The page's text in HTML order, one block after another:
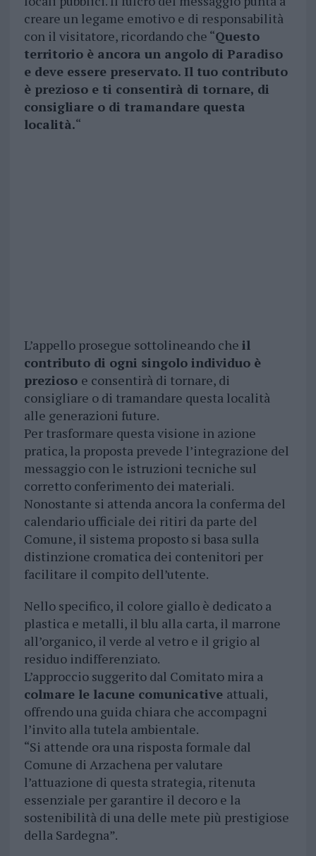
creare un legame emotivo e di responsabilità
con il visitatore, ricordando che “Questo
territorio è ancora un angolo di Paradiso
e deve essere preservato. Il tuo contributo
è prezioso e ti consentirà di tornare, di
consigliare o di tramandare questa
località.“
L’appello prosegue sottolineando che il
contributo di ogni singolo individuo è
prezioso e consentirà di tornare, di
consigliare o di tramandare questa località
alle generazioni future.
Per trasformare questa visione in azione
pratica, la proposta prevede l’integrazione del
messaggio con le istruzioni tecniche sul
corretto conferimento dei materiali.
Nonostante si attenda ancora la conferma del
calendario ufficiale dei ritiri da parte del
Comune, il sistema proposto si basa sulla
distinzione cromatica dei contenitori per
facilitare il compito dell’utente.
Nello specifico, il colore giallo è dedicato a
plastica e metalli, il blu alla carta, il marrone
all’organico, il verde al vetro e il grigio al
residuo indifferenziato.
L’approccio suggerito dal Comitato mira a
colmare le lacune comunicative attuali,
offrendo una guida chiara che accompagni
l’invito alla tutela ambientale.
“Si attende ora una risposta formale dal
Comune di Arzachena per valutare
l’attuazione di questa strategia, ritenuta
essenziale per garantire il decoro e la
sostenibilità di una delle mete più prestigiose
della Sardegna”.